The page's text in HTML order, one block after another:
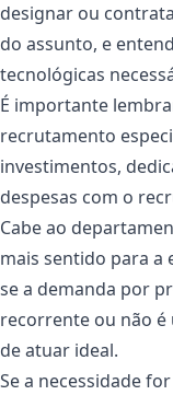
designar ou
do assunto, e
tecnológicas
É importante
recrutamento
investimentos,
despesas com o
Cabe ao
mais sentido para a
se a demanda por
recorrente ou não
de atuar ideal.
Se a necessidade